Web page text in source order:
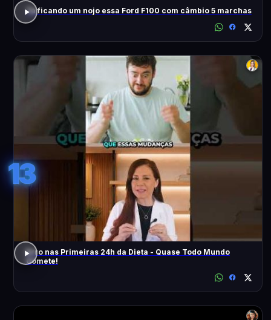
Tá ficando um nojo essa Ford F100 com câmbio 5 marchas
13
Erro nas Primeiras 24h da Dieta - Quase Todo Mundo
Comete!